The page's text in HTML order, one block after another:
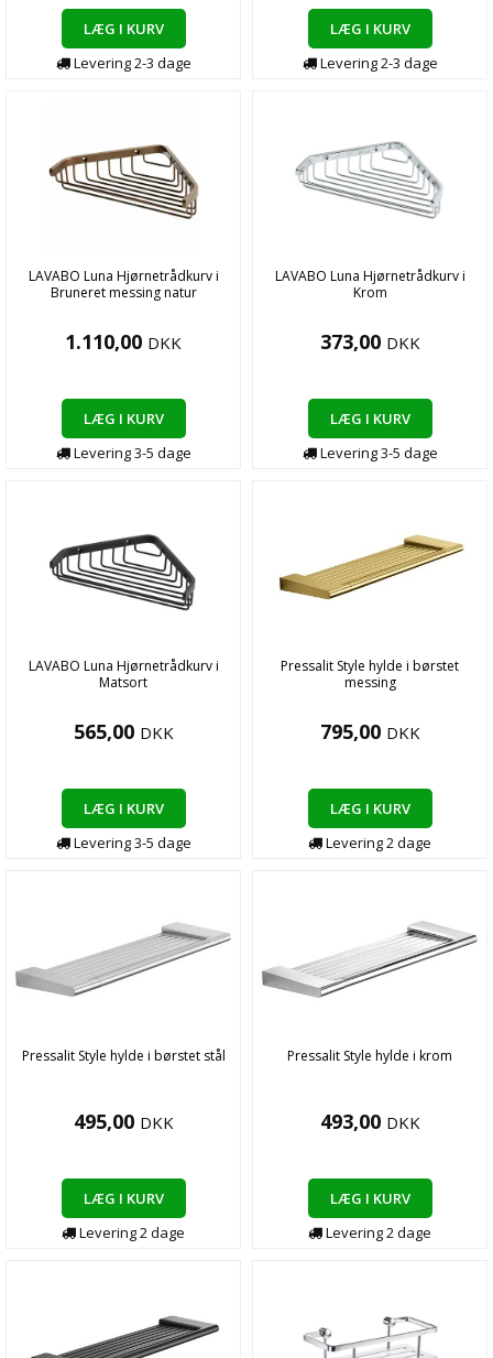
LÆG I KURV
Levering2-3 dage
LÆG I KURV
Levering2-3 dage
LAVABO Luna Hjørnetrådkurv i
Bruneret messing natur
1.110,00 DKK
LÆG I KURV
Levering3-5 dage
LAVABO Luna Hjørnetrådkurv i
Krom
373,00 DKK
LÆG I KURV
Levering3-5 dage
LAVABO Luna Hjørnetrådkurv i
Matsort
565,00 DKK
LÆG I KURV
Levering3-5 dage
Pressalit Style hylde i børstet
messing
795,00 DKK
LÆG I KURV
Levering2dage
Pressalit Style hylde i børstet stål
495,00 DKK
LÆG I KURV
Levering2dage
Pressalit Style hylde i krom
493,00 DKK
LÆG I KURV
Levering2dage